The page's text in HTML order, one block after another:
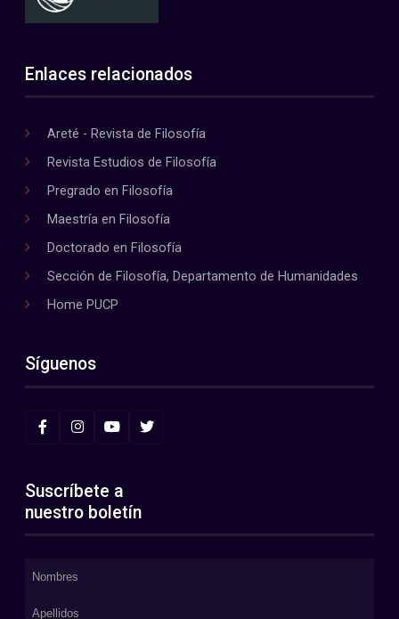
Enlaces relacionados
Areté - Revista de Filosofía
Revista Estudios de Filosofía
Pregrado en Filosofía
Maestría en Filosofía
Doctorado en Filosofía
Sección de Filosofía, Departamento de Humanidades
Home PUCP
Síguenos
Suscríbete a
nuestro boletín